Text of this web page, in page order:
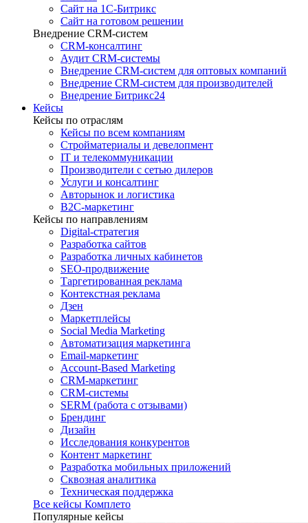
Сайт на 1С-Битрикс
Сайт на готовом решении
Внедрение CRM-систем
CRM-консалтинг
Аудит CRM-системы
Внедрение CRM-систем для оптовых компаний
Внедрение CRM-систем для производителей
Внедрение Битрикс24
Кейсы
Кейсы по отраслям
Кейсы по всем компаниям
Стройматериалы и девелопмент
IT и телекоммуникации
Производители с сетью дилеров
Услуги и консалтинг
Авторынок и логистика
B2С-маркетинг
Кейсы по направлениям
Digital-стратегия
Разработка сайтов
Разработка личных кабинетов
SEO-продвижение
Таргетированная реклама
Контекстная реклама
Дзен
Маркетплейсы
Social Media Marketing
Автоматизация маркетинга
Email-маркетинг
Account-Based Marketing
CRM-маркетинг
CRM-системы
SERM (работа с отзывами)
Брендинг
Дизайн
Исследования конкурентов
Контент маркетинг
Разработка мобильных приложений
Сквозная аналитика
Техническая поддержка
Все кейсы Комплето
Популярные кейсы